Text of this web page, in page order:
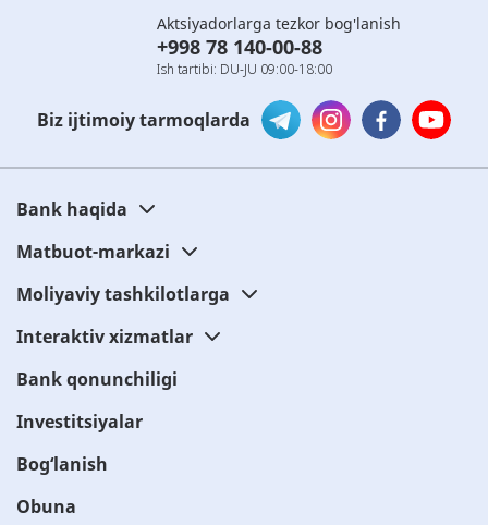
Aktsiyadorlarga tezkor bog'lanish
+998 78 140-00-88
Ish tartibi: DU-JU 09:00-18:00
Biz ijtimoiy tarmoqlarda
Bank haqida
Matbuot-markazi
Moliyaviy tashkilotlarga
Interaktiv xizmatlar
Bank qonunchiligi
Investitsiyalar
Bog‘lanish
Obuna